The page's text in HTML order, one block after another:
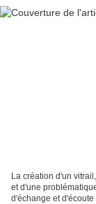
La création d'un
et d'une
d'échange et